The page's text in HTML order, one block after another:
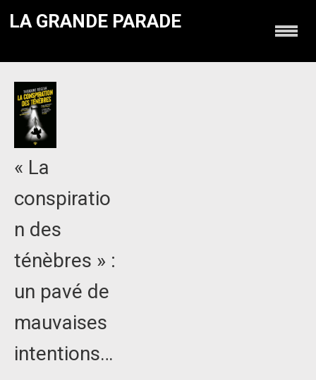
LA GRANDE PARADE
« La
conspiratio
n des
ténèbres » :
un pavé de
mauvaises
intentions…